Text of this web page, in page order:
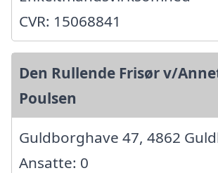
CVR: 15068841
Den Rullende Frisør v/
Poulsen
Guldborghave 47, 4862
Ansatte: 0